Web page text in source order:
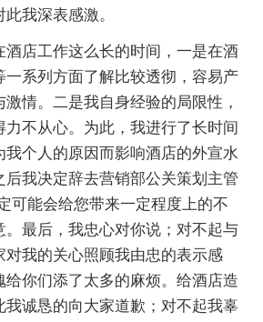
我深表感激。
酒店工作这么长的时间，一是在酒
一系列方面了解比较透彻，容易产
情。二是我自身经验的局限性，
不从心。为此，我进行了长时间
我个人的原因而影响酒店的外宣水
后我决定辞去营销部公关策划主管
可能会给您带来一定程度上的不
。最后，我忠心对你说；对不起与
对我的关心照顾我由忠的表示感
给你们添了太多的麻烦。给酒店造
我诚恳的向大家道歉；对不起我辜